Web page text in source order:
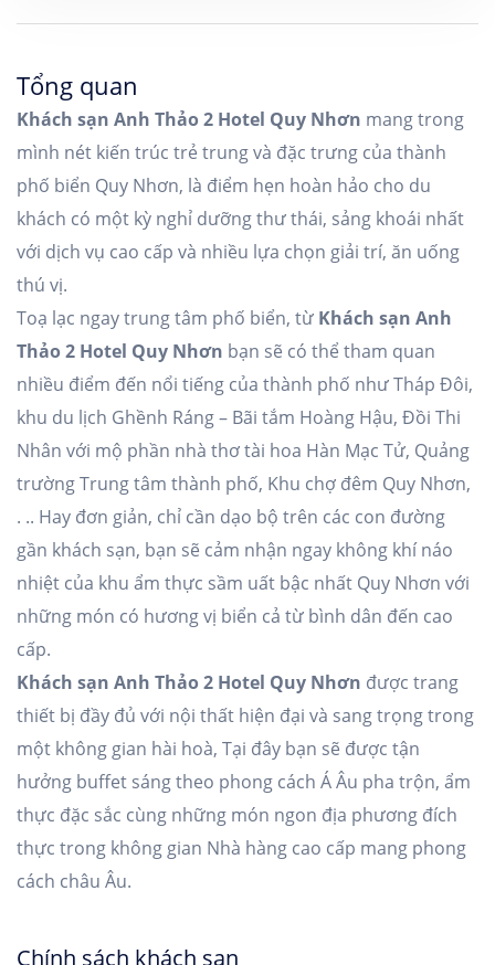
Tổng quan
Khách sạn Anh Thảo 2 Hotel Quy Nhơn mang trong
mình nét kiến trúc trẻ trung và đặc trưng của thành
phố biển Quy Nhơn, là điểm hẹn hoàn hảo cho du
khách có một kỳ nghỉ dưỡng thư thái, sảng khoái nhất
với dịch vụ cao cấp và nhiều lựa chọn giải trí, ăn uống
thú vị.
Toạ lạc ngay trung tâm phố biển, từ Khách sạn Anh
Thảo 2 Hotel Quy Nhơn bạn sẽ có thể tham quan
nhiều điểm đến nổi tiếng của thành phố như Tháp Đôi,
khu du lịch Ghềnh Ráng – Bãi tắm Hoàng Hậu, Đồi Thi
Nhân với mộ phần nhà thơ tài hoa Hàn Mạc Tử, Quảng
trường Trung tâm thành phố, Khu chợ đêm Quy Nhơn,
. .. Hay đơn giản, chỉ cần dạo bộ trên các con đường
gần khách sạn, bạn sẽ cảm nhận ngay không khí náo
nhiệt của khu ẩm thực sầm uất bậc nhất Quy Nhơn với
những món có hương vị biển cả từ bình dân đến cao
cấp.
Khách sạn Anh Thảo 2 Hotel Quy Nhơn được trang
thiết bị đầy đủ với nội thất hiện đại và sang trọng trong
một không gian hài hoà, Tại đây bạn sẽ được tận
hưởng buffet sáng theo phong cách Á Âu pha trộn, ẩm
thực đặc sắc cùng những món ngon địa phương đích
thực trong không gian Nhà hàng cao cấp mang phong
cách châu Âu.
Chính sách khách sạn